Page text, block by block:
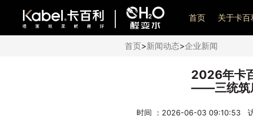
艺术漆加盟
首页 关于卡百
首页>新闻动态>企业新闻
2026年卡
——三统筑
时间 ：2026-06-03 09:10:53 访